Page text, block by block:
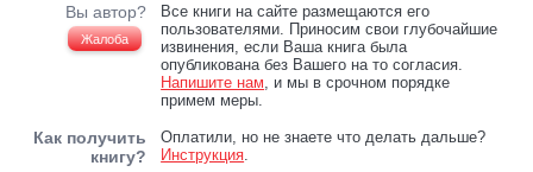
Вы автор?
Жалоба
Все книги на сайте размещаются его
пользователями. Приносим свои глубочайшие
извинения, если Ваша книга была
опубликована без Вашего на то согласия.
Напишите нам, и мы в срочном порядке
примем меры.
Как получить
книгу?
Оплатили, но не знаете что делать дальше?
Инструкция.